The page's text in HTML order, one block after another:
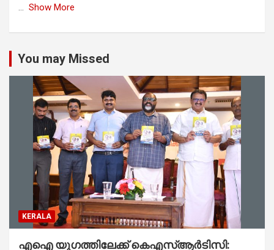
... Show More
You may Missed
KERALA
എഐ യുഗത്തിലേക്ക് കെഎസ്ആർടിസി: